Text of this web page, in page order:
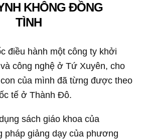
KHÔNG ĐỒNG
TÌNH
điều hành một công ty khởi
công nghệ ở Tứ Xuyên, cho
của mình đã từng được theo
tế ở Thành Đô.
sách giáo khoa của
pháp giảng dạy của phương